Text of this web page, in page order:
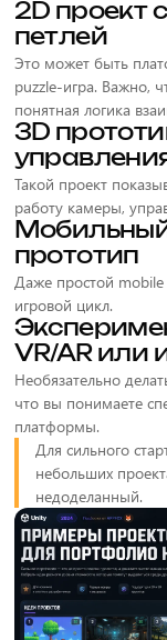
2D проект
петлей
Это может быть
puzzle-игра. Важно,
понятная логика
3D
Такой проект
работу камеры,
прототип
Даже простой mobile
игровой цикл.
VR/AR или
Необязательно
что вы понимаете
платформы.
Для сильного
небольших
недоделанный.